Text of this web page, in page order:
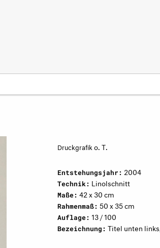
Druckgrafik o. T.
Entstehungsjahr: 2004
Technik: Linolschnitt
Maße: 42 x 30 cm
Rahmenmaß: 50 x 35 cm
Auflage: 13 / 100
Bezeichnung: Titel unten